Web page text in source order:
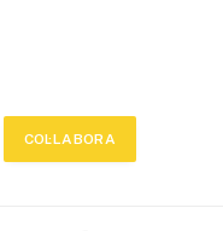
COL·LABORA